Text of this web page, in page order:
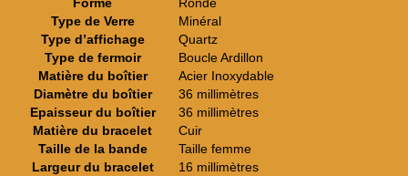
Type de Verre
Minéral
Type d’affichage
Quartz
Type de fermoir
Boucle Ardillon
Matière du boîtier
Acier Inoxydable
Diamètre du boîtier
36 millimètres
Epaisseur du boîtier
36 millimètres
Matière du bracelet
Cuir
Taille de la bande
Taille femme
Largeur du bracelet
16 millimètres